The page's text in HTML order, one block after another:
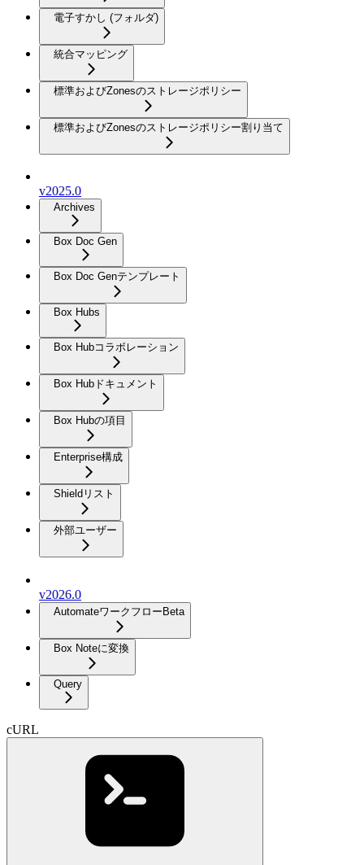
電子すかし (フォルダ)
統合マッピング
標準およびZonesのストレージポリシー
標準およびZonesのストレージポリシー割り当て
v2025.0
Archives
Box Doc Gen
Box Doc Genテンプレート
Box Hubs
Box Hubコラボレーション
Box Hubドキュメント
Box Hubの項目
Enterprise構成
Shieldリスト
外部ユーザー
v2026.0
Automateワークフロー Beta
Box Noteに変換
Query
cURL